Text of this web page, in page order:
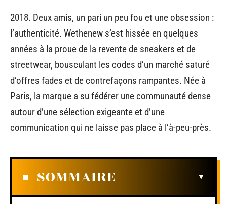
2018. Deux amis, un pari un peu fou et une obsession :
l’authenticité. Wethenew s’est hissée en quelques
années à la proue de la revente de sneakers et de
streetwear, bousculant les codes d’un marché saturé
d’offres fades et de contrefaçons rampantes. Née à
Paris, la marque a su fédérer une communauté dense
autour d’une sélection exigeante et d’une
communication qui ne laisse pas place à l’à-peu-près.
SOMMAIRE